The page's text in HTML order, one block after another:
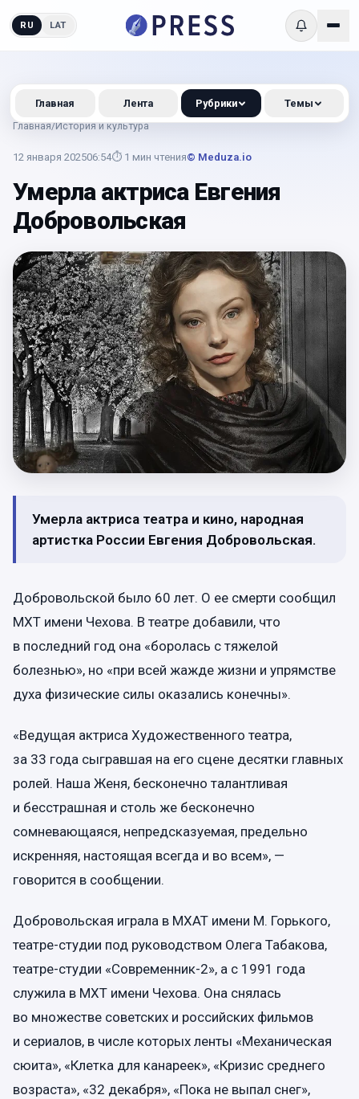
RU LAT
Главная/История и культура
12 января 202506:54⏱ 1 мин чтения© Meduza.io
Умерла актриса Евгения
Добровольская
Умерла актриса театра и кино, народная
артистка России Евгения Добровольская.
Добровольской было 60 лет. О ее смерти сообщил
МХТ имени Чехова. В театре добавили, что
в последний год она «боролась с тяжелой
болезнью», но «при всей жажде жизни и упрямстве
духа физические силы оказались конечны».
«Ведущая актриса Художественного театра,
за 33 года сыгравшая на его сцене десятки главных
ролей. Наша Женя, бесконечно талантливая
и бесстрашная и столь же бесконечно
сомневающаяся, непредсказуемая, предельно
искренняя, настоящая всегда и во всем», —
говорится в сообщении.
Добровольская играла в МХАТ имени М. Горького,
театре-студии под руководством Олега Табакова,
театре-студии «Современник-2», а с 1991 года
служила в МХТ имени Чехова. Она снялась
во множестве советских и российских фильмов
и сериалов, в числе которых ленты «Механическая
сюита», «Клетка для канареек», «Кризис среднего
возраста», «32 декабря», «Пока не выпал снег»,
Главная Лента Рубрики Темы